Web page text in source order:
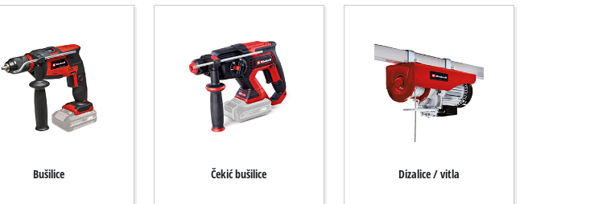
Bušilice Čekić bušilice Dizalice / vitla